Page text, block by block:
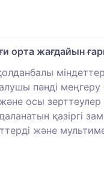
орта жағдайын
пәнді
осы зерттеулер
қазіргі
және